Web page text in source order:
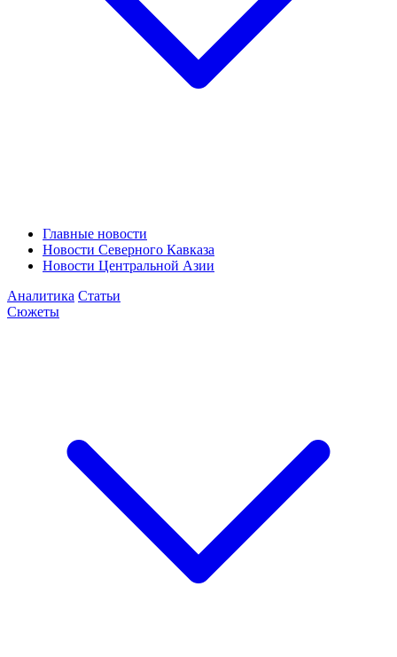
Главные новости
Новости Северного Кавказа
Новости Центральной Азии
Аналитика Статьи
Сюжеты